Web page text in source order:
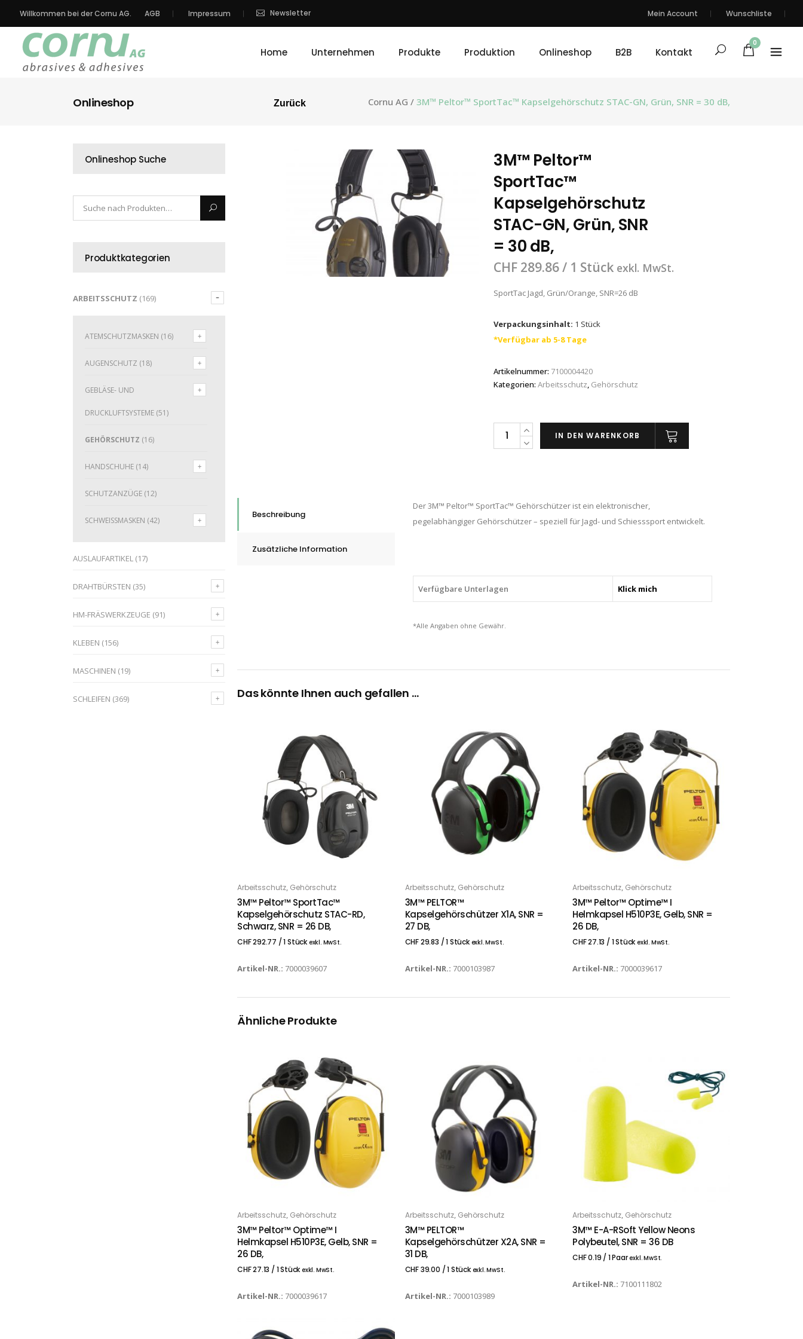
Willkommen bei der Cornu AG. AGB Impressum Newsletter Mein Account Wunschliste
Home Unternehmen Produkte Produktion Onlineshop B2B Kontakt
0
Onlineshop Cornu AG / 3M™ Peltor™ SportTac™ Kapselgehörschutz STAC-GN, Grün, SNR = 30 dB,
Zurück
Onlineshop Suche
Produktkategorien
ARBEITSSCHUTZ (169)
ATEMSCHUTZMASKEN (16)
AUGENSCHUTZ (18)
GEBLÄSE- UND
DRUCKLUFTSYSTEME (51)
GEHÖRSCHUTZ (16)
HANDSCHUHE (14)
SCHUTZANZÜGE (12)
SCHWEISSMASKEN (42)
AUSLAUFARTIKEL (17)
DRAHTBÜRSTEN (35)
HM-FRÄSWERKZEUGE (91)
KLEBEN (156)
MASCHINEN (19)
SCHLEIFEN (369)
3M™ Peltor™
SportTac™
Kapselgehörschutz
STAC-GN, Grün, SNR
= 30 dB,
CHF 289.86/ 1 Stück exkl. MwSt.
SportTac Jagd, Grün/Orange, SNR=26 dB
Verpackungsinhalt: 1 Stück
*Verfügbar ab 5-8 Tage
Artikelnummer: 7100004420
Kategorien: Arbeitsschutz, Gehörschutz
3M™
GN,
Grün,
dB,
quantity
IN DEN WARENKORB
Beschreibung
Zusätzliche Information
Der 3M™ Peltor™ SportTac™ Gehörschützer ist ein elektronischer,
pegelabhängiger Gehörschützer – speziell für Jagd- und Schiesssport entwickelt.
Verfügbare Unterlagen Klick mich
*Alle Angaben ohne Gewähr.
Das könnte Ihnen auch gefallen …
IN DEN WARENKORB
Arbeitsschutz, Gehörschutz
3M™ Peltor™ SportTac™
Kapselgehörschutz STAC-RD,
Schwarz, SNR = 26 DB,
CHF292.77 / 1 Stück exkl. MwSt.
Artikel-NR.: 7000039607
IN DEN WARENKORB
Arbeitsschutz, Gehörschutz
3M™ PELTOR™
Kapselgehörschützer X1A, SNR =
27 DB,
CHF29.83 / 1 Stück exkl. MwSt.
Artikel-NR.: 7000103987
IN DEN WARENKORB
Arbeitsschutz, Gehörschutz
3M™ Peltor™ Optime™ I
Helmkapsel H510P3E, Gelb, SNR =
26 DB,
CHF27.13 / 1 Stückexkl. MwSt.
Artikel-NR.: 7000039617
Ähnliche Produkte
IN DEN WARENKORB
Arbeitsschutz Gehörschutz
3M™ Peltor™ Optime™ I
Helmkapsel H510P3E, Gelb, SNR =
26 DB,
CHF27.13 / 1 Stückexkl. MwSt.
Artikel-NR.: 7000039617
IN DEN WARENKORB
Arbeitsschutz, Gehörschutz
3M™ PELTOR™
Kapselgehörschützer X2A, SNR =
31 DB,
CHF39.00 / 1 Stück exkl. MwSt.
Artikel-NR.: 7000103989
IN DEN WARENKORB
Arbeitsschutz Gehörschutz
3M™ E-A-RSoft Yellow Neons
Polybeutel, SNR = 36 DB
CHF0.19 / 1 Paarexkl. MwSt.
Artikel-NR.: 7100111802